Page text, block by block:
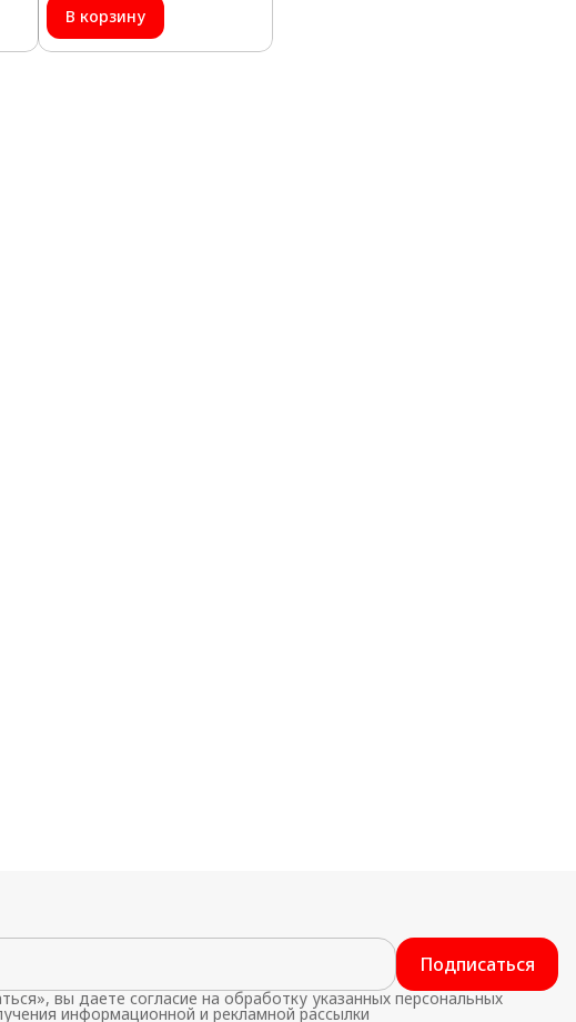
В корзину
Подписаться
вы даете согласие на обработку указанных персональных
информационной и рекламной рассылки